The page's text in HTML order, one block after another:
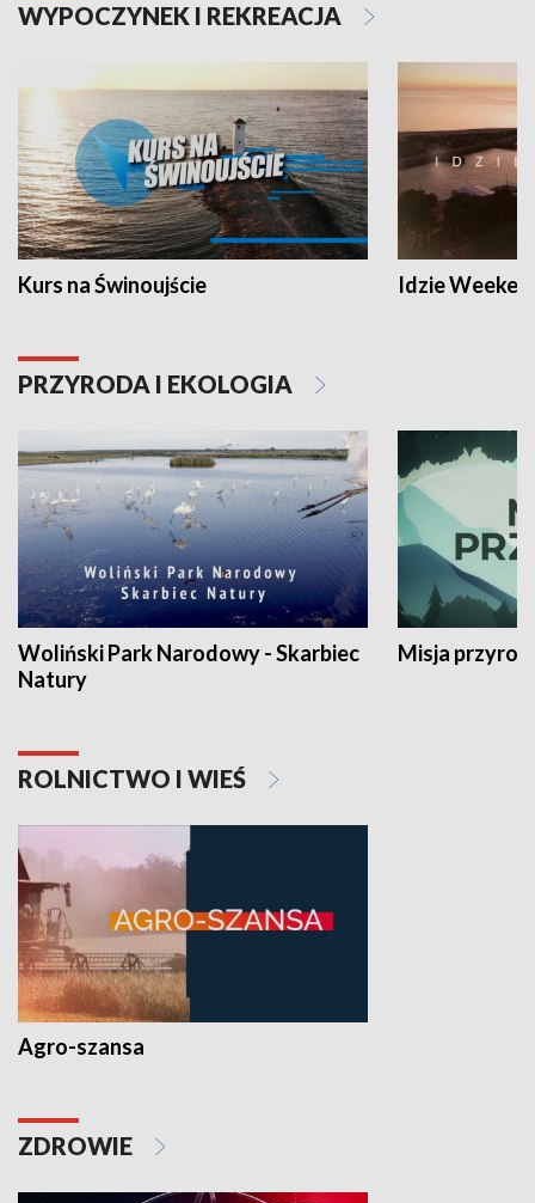
WYPOCZYNEK I REKREACJA
Kurs na Świnoujście Idzie
PRZYRODA I EKOLOGIA
Woliński Park Narodowy - Skarbiec
Natury
Misja
ROLNICTWO I WIEŚ
Agro-szansa
ZDROWIE